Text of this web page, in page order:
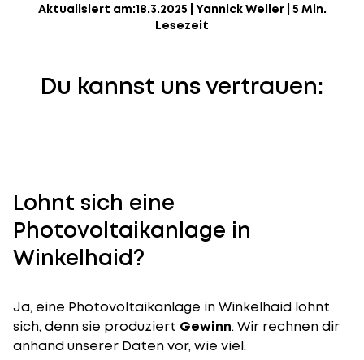
Aktualisiert am:18.3.2025 Yannick Weiler| 5 Min.
Lesezeit
Du kannst uns vertrauen:
Lohnt sich eine
Photovoltaikanlage in
Winkelhaid?
Ja, eine Photovoltaikanlage in Winkelhaid lohnt
sich, denn sie produziert Gewinn. Wir rechnen dir
anhand unserer Daten vor, wie viel.